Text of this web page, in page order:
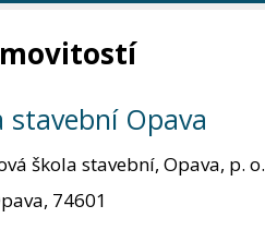
Opava
škola stavební, Opava, p. o.
74601